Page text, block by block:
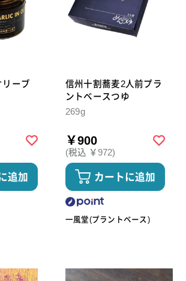
リーブ
追加
信州十割蕎麦2人前プラ
ントベースつゆ
269g
￥900
(税込 ￥972)
カートに追加
一風堂(プラントベース)